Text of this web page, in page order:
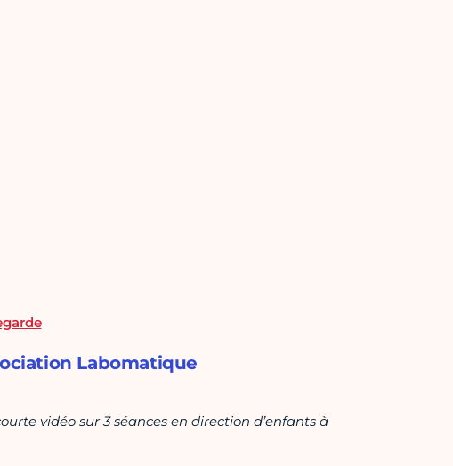
Labomatique
vidéo sur 3 séances en direction d’enfants à